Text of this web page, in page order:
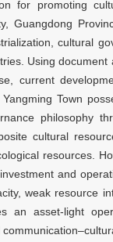
for promoting
Guangdong
cultural
Using
current
Town
philosophy
cultural
resources.
and
weak resource
an asset-light